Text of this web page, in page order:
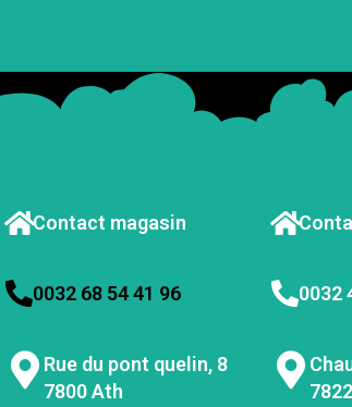
Contact magasin
0032 68 54 41 96
Rue du pont quelin, 8
7800 Ath
0032